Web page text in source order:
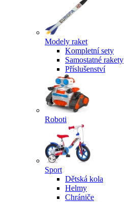
Modely raket
Kompletní sety
Samostatné rakety
Příslušenství
Roboti
Sport
Dětská kola
Helmy
Chrániče